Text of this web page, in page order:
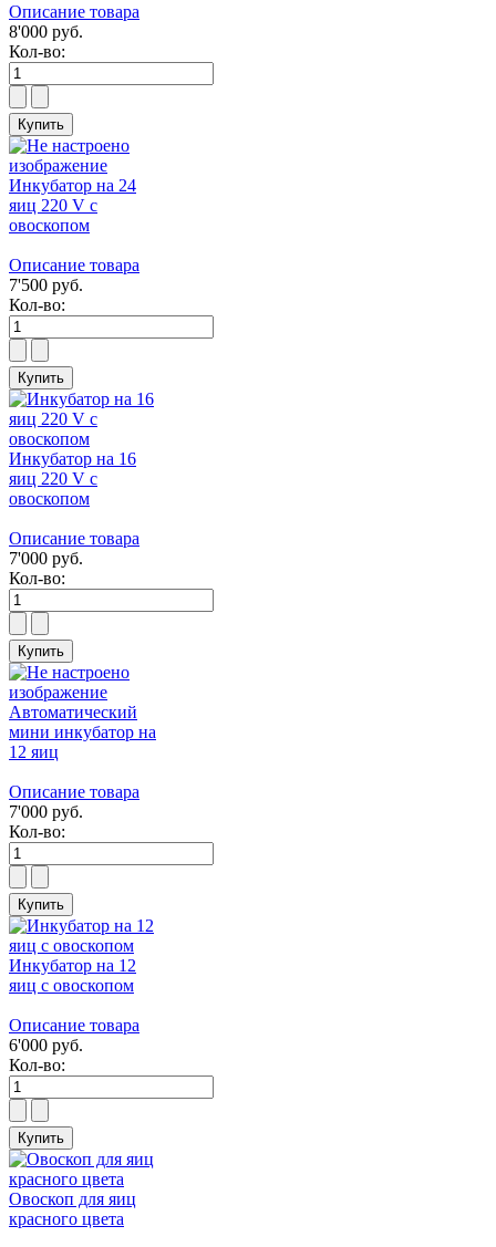
Описание товара
8'000 руб.
Кол-во:
Инкубатор на 24
яиц 220 V с
овоскопом
Описание товара
7'500 руб.
Кол-во:
Инкубатор на 16
яиц 220 V с
овоскопом
Описание товара
7'000 руб.
Кол-во:
Автоматический
мини инкубатор на
12 яиц
Описание товара
7'000 руб.
Кол-во:
Инкубатор на 12
яиц с овоскопом
Описание товара
6'000 руб.
Кол-во:
Овоскоп для яиц
красного цвета